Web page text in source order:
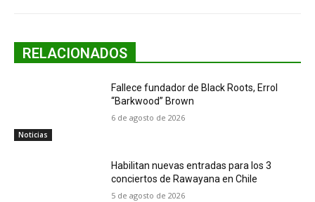
RELACIONADOS
Noticias
Fallece fundador de Black Roots, Errol
“Barkwood” Brown
6 de agosto de 2026
Habilitan nuevas entradas para los 3
conciertos de Rawayana en Chile
5 de agosto de 2026